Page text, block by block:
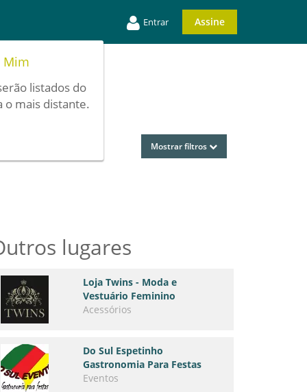
Entrar Assine
Mim
listados do
o mais distante.
Mostrar filtros
lugares
Loja Twins - Moda e
Vestuário Feminino
Acessórios
Do Sul Espetinho
Gastronomia Para Festas
Eventos